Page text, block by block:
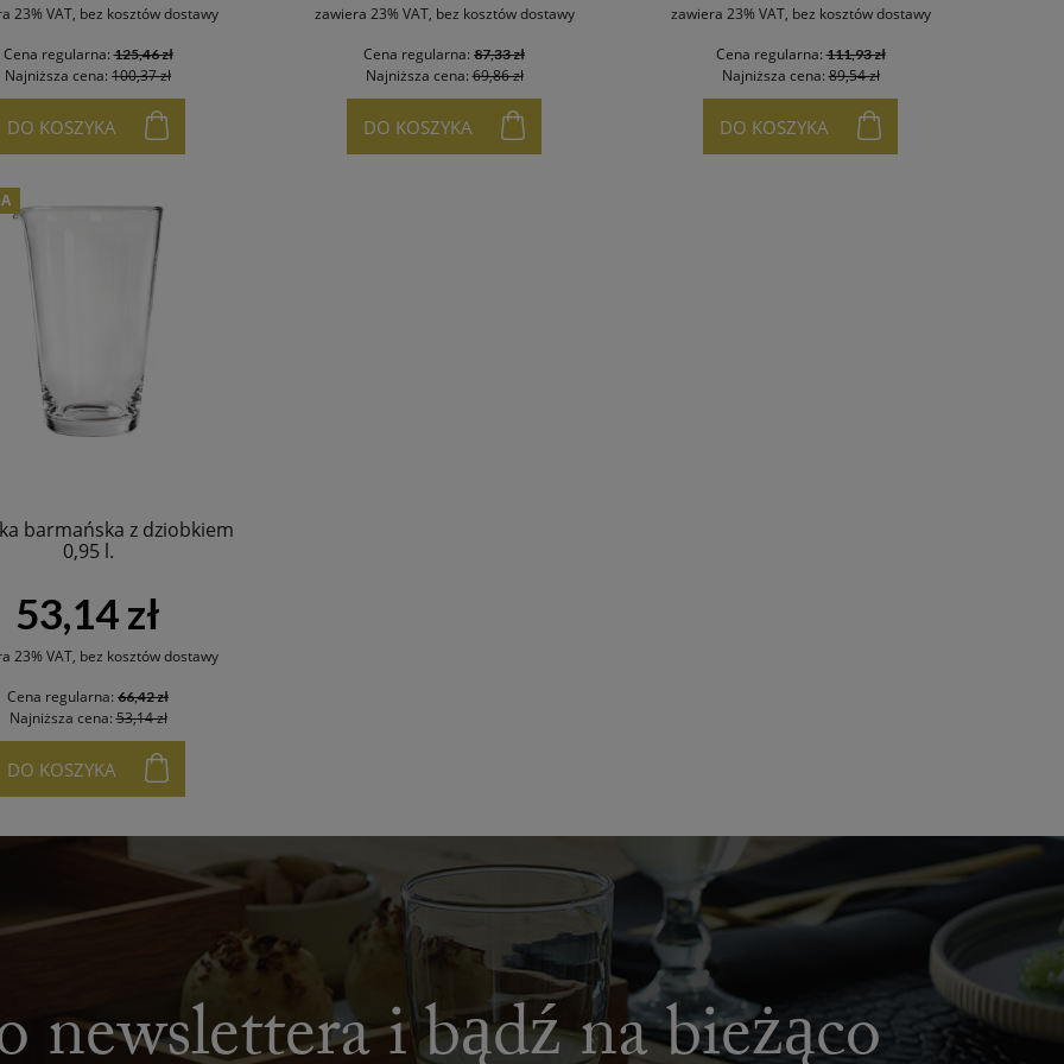
23% VAT, bez kosztów dostawy
Cena regularna:125,46 zł
Najniższa cena: 100,37 zł
DO KOSZYKA
zawiera 23% VAT, bez kosztów dostawy
Cena regularna: 87,33 zł
Najniższa cena:69,86 zł
DO KOSZYKA
zawiera 23% VAT, bez kosztów dostawy
Cena regularna:111,93 zł
Najniższa cena:89,54 zł
DO KOSZYKA
barmańska z dziobkiem
0,95 l.
53,14 zł
23% VAT, bez kosztów dostawy
Cena regularna: 66,42 zł
Najniższa cena:53,14 zł
DO KOSZYKA